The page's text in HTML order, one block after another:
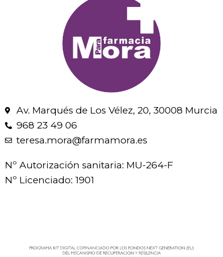
Av. Marqués de Los Vélez, 20, 30008 Murcia
968 23 49 06
teresa.mora@farmamora.es
Nº Autorización sanitaria: MU-264-F
Nº Licenciado: 1901